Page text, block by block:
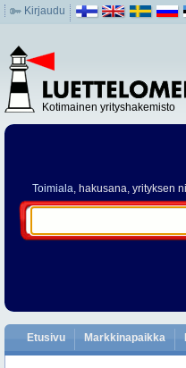
Kirjaudu
Kotimainen yrityshakemisto
Toimiala, hakusana, yrityksen
Etusivu Markkinapaikka